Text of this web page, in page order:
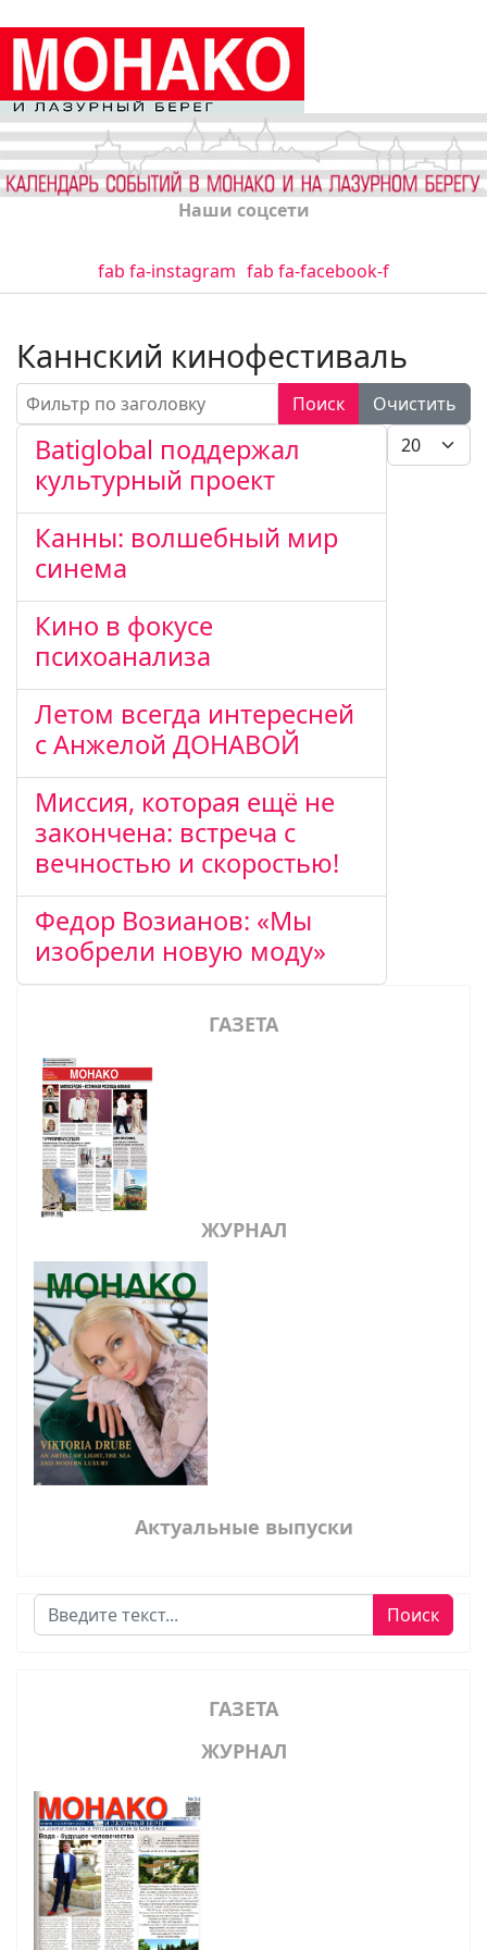
Наши соцсети
fab fa-instagram fab fa-facebook-f
Каннский кинофестиваль
Фильтр по заголовку Поиск
Очистить
Кол-во
Batiglobal поддержал
культурный проект
Канны: волшебный мир
синема
Кино в фокусе
психоанализа
Летом всегда интересней
с Анжелой ДОНАВОЙ
Миссия, которая ещё не
закончена: встреча с
вечностью и скоростью!
Федор Возианов: «Мы
изобрели новую моду»
ГАЗЕТА
ЖУРНАЛ
Актуальные выпуски
Поиск Поиск
ГАЗЕТА
ЖУРНАЛ